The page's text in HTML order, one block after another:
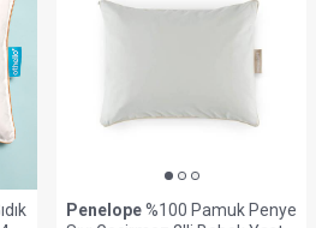
Penelope%100 Pamuk Penye